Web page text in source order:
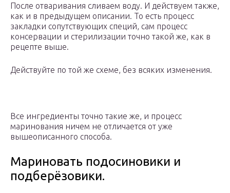
После отваривания сливаем воду. И действуем также,
как и в предыдущем описании. То есть процесс
закладки сопутствующих специй, сам процесс
консервации и стерилизации точно такой же, как в
рецепте выше.
Действуйте по той же схеме, без всяких изменения.
Все ингредиенты точно такие же, и процесс
маринования ничем не отличается от уже
вышеописанного способа.
Мариновать подосиновики и
подберёзовики.